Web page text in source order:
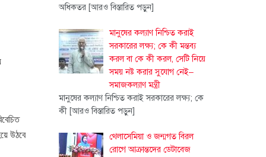
উঠবে
অধিকতর [আরও বিস্তারিত পড়ুন]
মানুষের কল্যাণ নিশ্চিত করাই
সরকারের লক্ষ্য; কে কী মন্তব্য
করল বা কে কী করল, সেটি নিয়ে
সময় নষ্ট করার সুযোগ নেই–
সমাজকল্যাণ মন্ত্রী
মানুষের কল্যাণ নিশ্চিত করাই সরকারের লক্ষ্য; কে
কী [আরও বিস্তারিত পড়ুন]
থেলাসেমিয়া ও জন্মগত বিরল
রোগে আক্রান্তদের ডেটাবেজ